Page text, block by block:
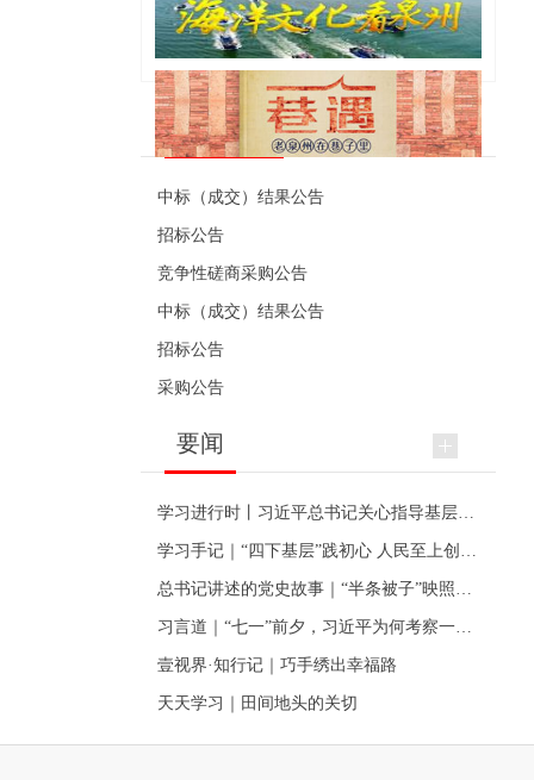
便民资讯
中标（成交）结果公告
招标公告
竞争性磋商采购公告
中标（成交）结果公告
招标公告
采购公告
要闻
壹视界·知行记｜巧手绣出幸福路
天天学习｜田间地头的关切